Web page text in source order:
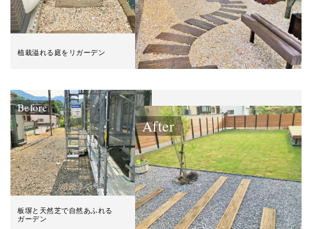
植栽溢れる庭をリガーデン
Before
After
板塀と天然芝で自然あふれる
ガーデン